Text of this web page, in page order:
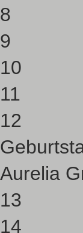
8
9
10
11
12
Aurelia
13
14